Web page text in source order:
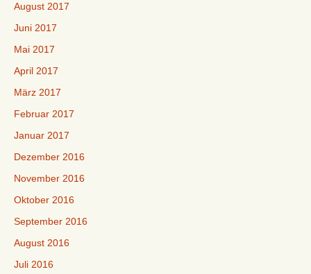
August 2017
Juni 2017
Mai 2017
April 2017
März 2017
Februar 2017
Januar 2017
Dezember 2016
November 2016
Oktober 2016
September 2016
August 2016
Juli 2016